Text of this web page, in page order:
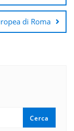
di Roma
Cerca